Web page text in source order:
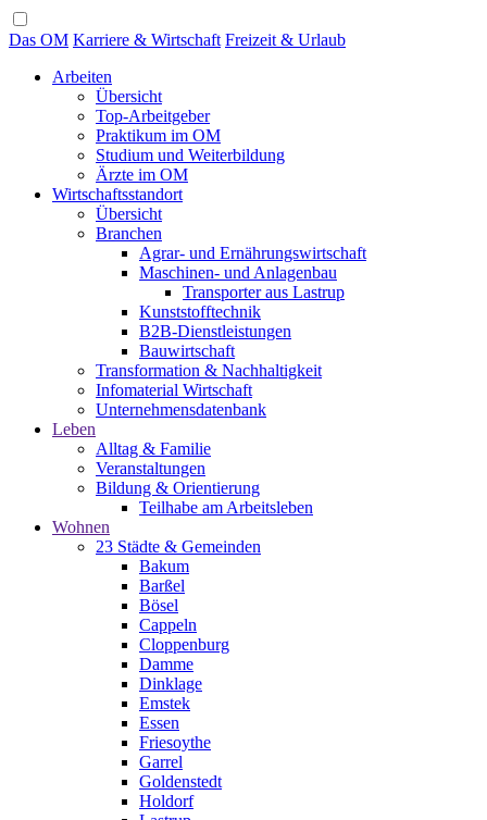
Das OM Karriere & Wirtschaft Freizeit & Urlaub
Arbeiten
Übersicht
Top-Arbeitgeber
Praktikum im OM
Studium und Weiterbildung
Ärzte im OM
Wirtschaftsstandort
Übersicht
Branchen
Agrar- und Ernährungswirtschaft
Maschinen- und Anlagenbau
Transporter aus Lastrup
Kunststofftechnik
B2B-Dienstleistungen
Bauwirtschaft
Transformation & Nachhaltigkeit
Infomaterial Wirtschaft
Unternehmensdatenbank
Leben
Alltag & Familie
Veranstaltungen
Bildung & Orientierung
Teilhabe am Arbeitsleben
Wohnen
23 Städte & Gemeinden
Bakum
Barßel
Bösel
Cappeln
Cloppenburg
Damme
Dinklage
Emstek
Essen
Friesoythe
Garrel
Goldenstedt
Holdorf